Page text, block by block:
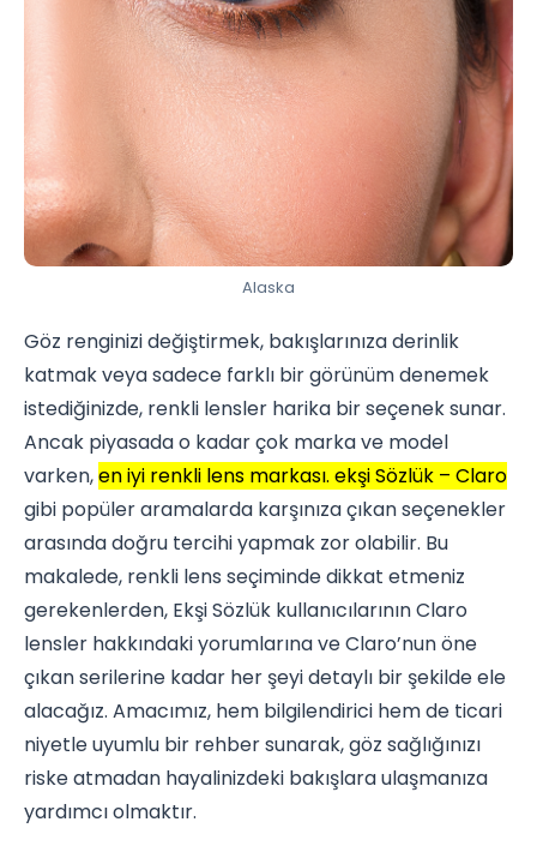
Alaska
Göz renginizi değiştirmek, bakışlarınıza derinlik
katmak veya sadece farklı bir görünüm denemek
istediğinizde, renkli lensler harika bir seçenek sunar.
Ancak piyasada o kadar çok marka ve model
varken,en iyi renkli lens markası. ekşi Sözlük – Claro
gibi popüler aramalarda karşınıza çıkan seçenekler
arasında doğru tercihi yapmak zor olabilir. Bu
makalede, renkli lens seçiminde dikkat etmeniz
gerekenlerden, Ekşi Sözlük kullanıcılarının Claro
lensler hakkındaki yorumlarına ve Claro’nun öne
çıkan serilerine kadar her şeyi detaylı bir şekilde ele
alacağız. Amacımız, hem bilgilendirici hem de ticari
niyetle uyumlu bir rehber sunarak, göz sağlığınızı
riske atmadan hayalinizdeki bakışlara ulaşmanıza
yardımcı olmaktır.